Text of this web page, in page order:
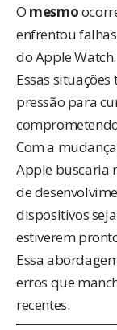
O mesmo
enfrentou
do Apple Watch.
Essas
pressão para
Com a
Apple buscaria
de
dispositivos
estiverem
Essa
erros que
recentes.